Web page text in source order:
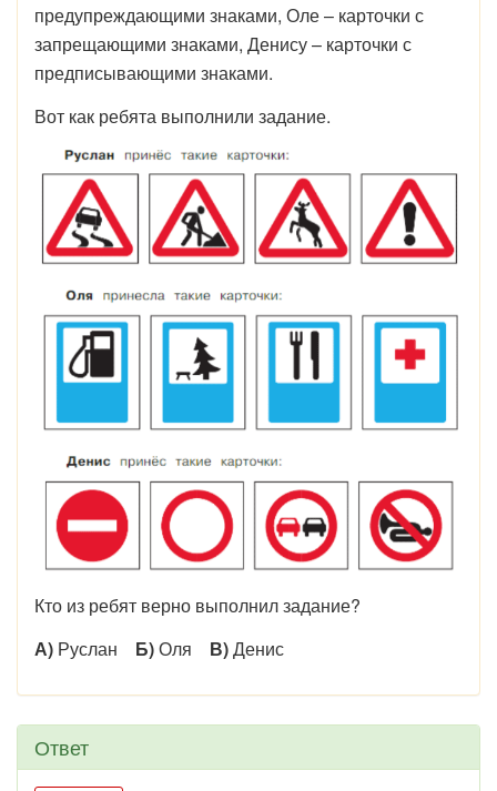
предупреждающими знаками, Оле – карточки с
запрещающими знаками, Денису – карточки с
предписывающими знаками.
Вот как ребята выполнили задание.
Кто из ребят верно выполнил задание?
А) Руслан Б)Оля В)Денис
Ответ